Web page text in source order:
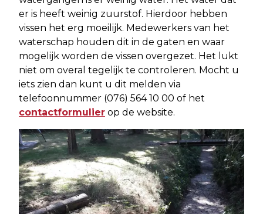
er is heeft weinig zuurstof. Hierdoor hebben
vissen het erg moeilijk. Medewerkers van het
waterschap houden dit in de gaten en waar
mogelijk worden de vissen overgezet. Het lukt
niet om overal tegelijk te controleren. Mocht u
iets zien dan kunt u dit melden via
telefoonnummer (076) 564 10 00 of het
contactformulier op de website.